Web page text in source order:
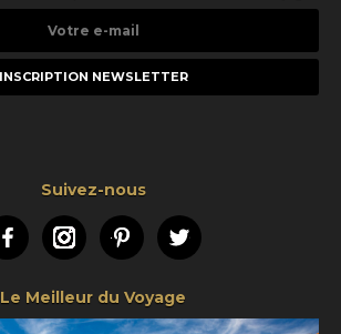
Suivez-nous
FacebookInstagramPinterestTwitter
Le Meilleur du Voyage